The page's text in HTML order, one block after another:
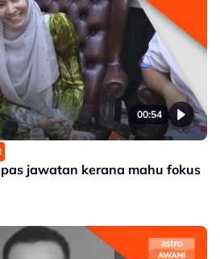
00:54
jawatan kerana mahu fokus